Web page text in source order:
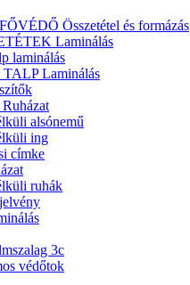
Összetétel és formázás
Laminálás
laminálás
Laminálás
alsónemű
ing
címke
ruhák
3c
védőtok